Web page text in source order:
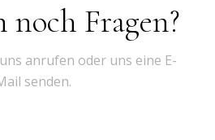
noch Fragen?
anrufen oder uns eine E-
senden.